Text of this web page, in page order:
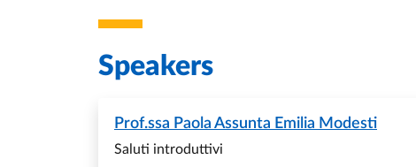
Speakers
Prof.ssa Paola Assunta Emilia Modesti
Saluti introduttivi